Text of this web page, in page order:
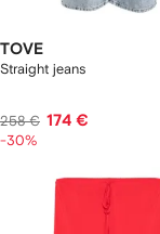
TOVE
Straight jeans
258 € 174 €
-30%